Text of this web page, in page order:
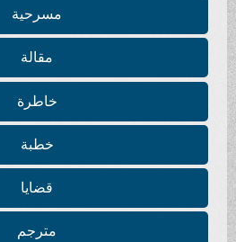
مسرحية
مقالة
خاطرة
خطبة
قضايا
مترجم